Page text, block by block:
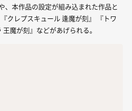
、本作品の設定が組み込まれた作品と
クレプスキュール 逢魔が刻』 『トワ
魔が刻』などがあげられる。